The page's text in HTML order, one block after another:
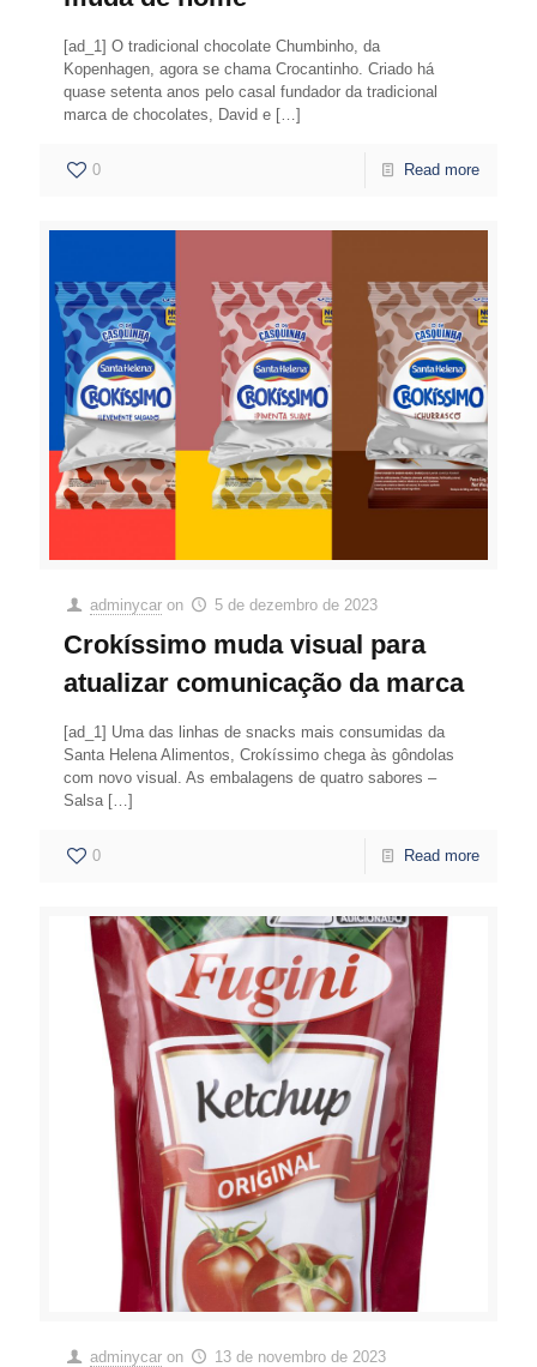
[ad_1] O tradicional chocolate Chumbinho, da
Kopenhagen, agora se chama Crocantinho. Criado há
quase setenta anos pelo casal fundador da tradicional
marca de chocolates, David e […]
0 Read more
adminycar on 5 de dezembro de 2023
Crokíssimo muda visual para
atualizar comunicação da marca
[ad_1] Uma das linhas de snacks mais consumidas da
Santa Helena Alimentos, Crokíssimo chega às gôndolas
com novo visual. As embalagens de quatro sabores –
Salsa[…]
0 Read more
adminycar on 13 de novembro de 2023